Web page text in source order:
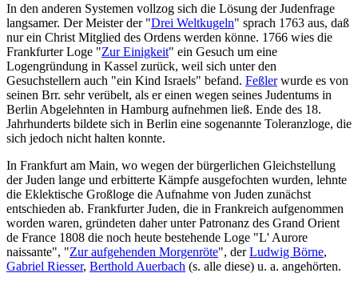
In den anderen Systemen vollzog sich die Lösung der Judenfrage
langsamer. Der Meister der "Drei Weltkugeln" sprach 1763 aus, daß
nur ein Christ Mitglied des Ordens werden könne. 1766 wies die
Frankfurter Loge "Zur Einigkeit" ein Gesuch um eine
Logengründung in Kassel zurück, weil sich unter den
Gesuchstellern auch "ein Kind Israels" befand. Feßlerwurde es von
seinen Brr. sehr verübelt, als er einen wegen seines Judentums in
Berlin Abgelehnten in Hamburg aufnehmen ließ. Ende des 18.
Jahrhunderts bildete sich in Berlin eine sogenannte Toleranzloge, die
sich jedoch nicht halten konnte.
In Frankfurt am Main, wo wegen der bürgerlichen Gleichstellung
der Juden lange und erbitterte Kämpfe ausgefochten wurden, lehnte
die Eklektische Großloge die Aufnahme von Juden zunächst
entschieden ab. Frankfurter Juden, die in Frankreich aufgenommen
worden waren, gründeten daher unter Patronanz des Grand Orient
de France 1808 die noch heute bestehende Loge "L' Aurore
naissante", "Zur aufgehenden Morgenröte", derLudwig Börne,
Gabriel Riesser, Berthold Auerbach (s. alle diese) u. a. angehörten.